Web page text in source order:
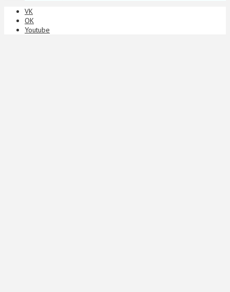
VK
ОК
Youtube